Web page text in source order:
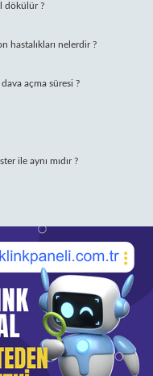
dökülür ?
hastalıkları nelerdir ?
açma süresi ?
ile aynı mıdır ?